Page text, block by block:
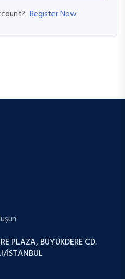
Register Now
PLAZA, BÜYÜKDERE CD.
İSTANBUL